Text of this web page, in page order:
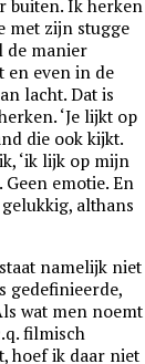
buiten. Ik herken
met zijn stugge
de manier
en even in de
lacht. Dat is
‘Je lijkt op
die ook kijkt.
‘ik lijk op mijn
Geen emotie. En
althans
namelijk niet
gedefinieerde,
wat men noemt
filmisch
hoef ik daar niet